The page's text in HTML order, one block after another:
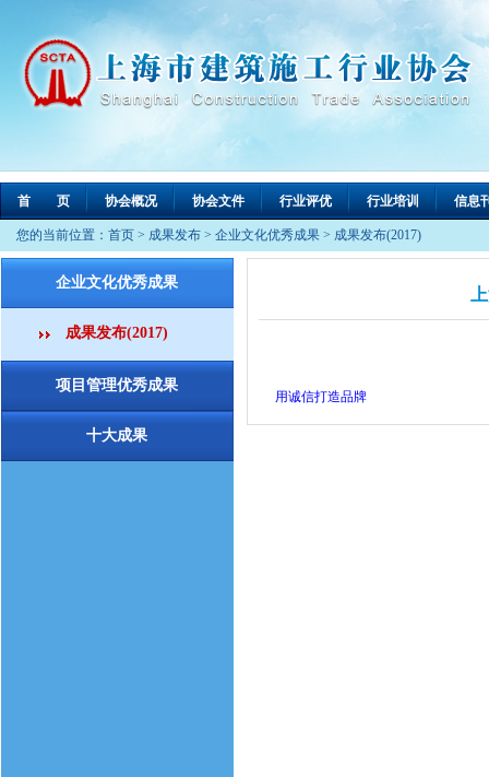
首 页 协会概况 协会文件 行业评优 行业培训 信息
您的当前位置： 首页 > 成果发布 > 企业文化优秀成果 > 成果发布(2017)
企业文化优秀成果
成果发布(2017)
项目管理优秀成果
十大成果
用诚信打造品牌